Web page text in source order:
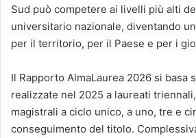
Sud può competere ai livelli più alti
universitario nazionale, diventando
per il territorio, per il Paese e per i
Il Rapporto AlmaLaurea 2026 si basa
realizzate nel 2025 a laureati
magistrali a ciclo unico, a uno, tre e
conseguimento del titolo.